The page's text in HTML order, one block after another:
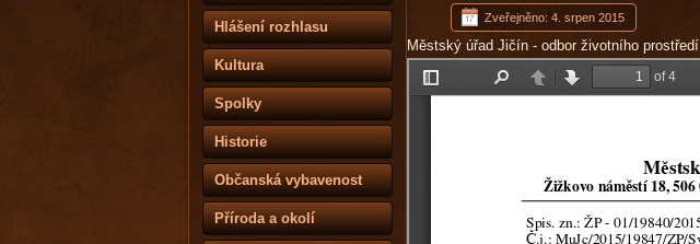
Hlášení rozhlasu
Kultura
Spolky
Historie
Občanská vybavenost
Příroda a okolí
Zveřejněno: 4. srpen 2015
Městský úřad Jičín - odbor životního prostředí